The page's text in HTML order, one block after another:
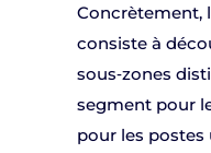
Concrètement,
consiste à
sous‑zones
segment pour
pour les